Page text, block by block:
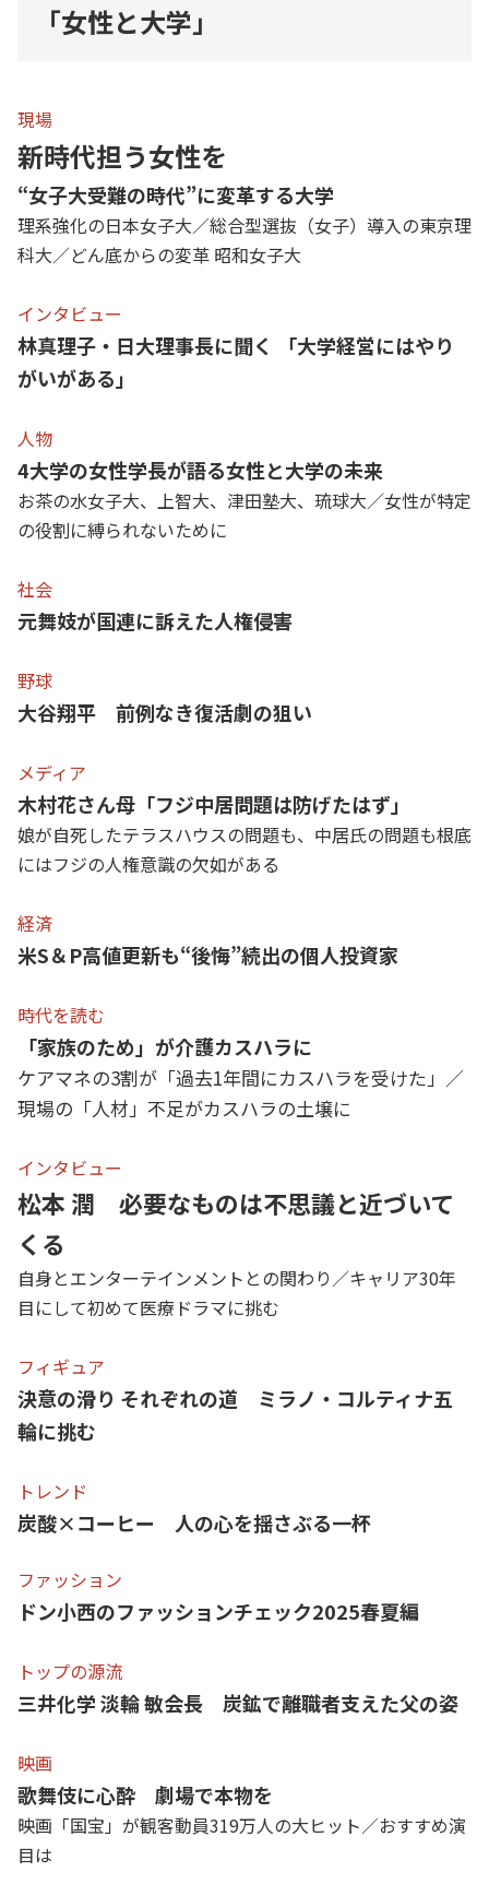
「女性と大学」
現場
新時代担う女性を
“女子大受難の時代”に変革する大学
理系強化の日本女子大／総合型選抜（女子）導入の東京理
科大／どん底からの変革 昭和女子大
インタビュー
林真理子・日大理事長に聞く 「大学経営にはやり
がいがある」
人物
4大学の女性学長が語る女性と大学の未来
お茶の水女子大、上智大、津田塾大、琉球大／女性が特定
の役割に縛られないために
社会
元舞妓が国連に訴えた人権侵害
野球
大谷翔平 前例なき復活劇の狙い
メディア
木村花さん母「フジ中居問題は防げたはず」
娘が自死したテラスハウスの問題も、中居氏の問題も根底
にはフジの人権意識の欠如がある
経済
米S＆P高値更新も“後悔”続出の個人投資家
時代を読む
「家族のため」が介護カスハラに
ケアマネの3割が「過去1年間にカスハラを受けた」／
現場の「人材」不足がカスハラの土壌に
インタビュー
松本 潤 必要なものは不思議と近づいて
くる
自身とエンターテインメントとの関わり／キャリア30年
目にして初めて医療ドラマに挑む
フィギュア
決意の滑り それぞれの道 ミラノ・コルティナ五
輪に挑む
トレンド
炭酸×コーヒー 人の心を揺さぶる一杯
ファッション
ドン小西のファッションチェック2025春夏編
トップの源流
三井化学 淡輪 敏会長 炭鉱で離職者支えた父の姿
映画
歌舞伎に心酔 劇場で本物を
映画「国宝」が観客動員319万人の大ヒット／おすすめ演
目は